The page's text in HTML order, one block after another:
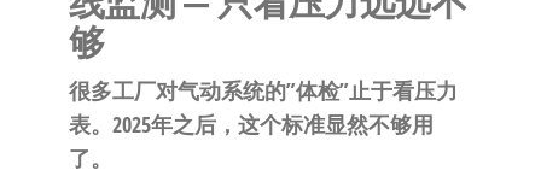
够
很多工厂对气动系统的”体检”止于看压力
表。2025年之后，这个标准显然不够用
了。